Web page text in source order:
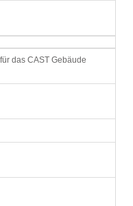
das CAST Gebäude